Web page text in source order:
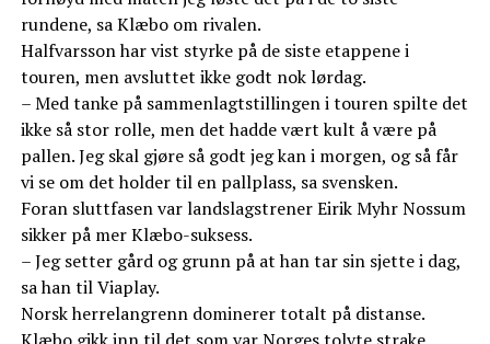
rundene, sa Klæbo om rivalen.
Halfvarsson har vist styrke på de siste etappene i
touren, men avsluttet ikke godt nok lørdag.
– Med tanke på sammenlagtstillingen i touren spilte det
ikke så stor rolle, men det hadde vært kult å være på
pallen. Jeg skal gjøre så godt jeg kan i morgen, og så får
vi se om det holder til en pallplass, sa svensken.
Foran sluttfasen var landslagstrener Eirik Myhr Nossum
sikker på mer Klæbo-suksess.
– Jeg setter gård og grunn på at han tar sin sjette i dag,
sa han til Viaplay.
Norsk herrelangrenn dominerer totalt på distanse.